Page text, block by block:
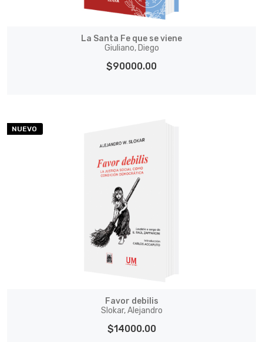
La Santa Fe que se viene
Giuliano, Diego
$90000.00
NUEVO
Favor debilis
Slokar, Alejandro
$14000.00